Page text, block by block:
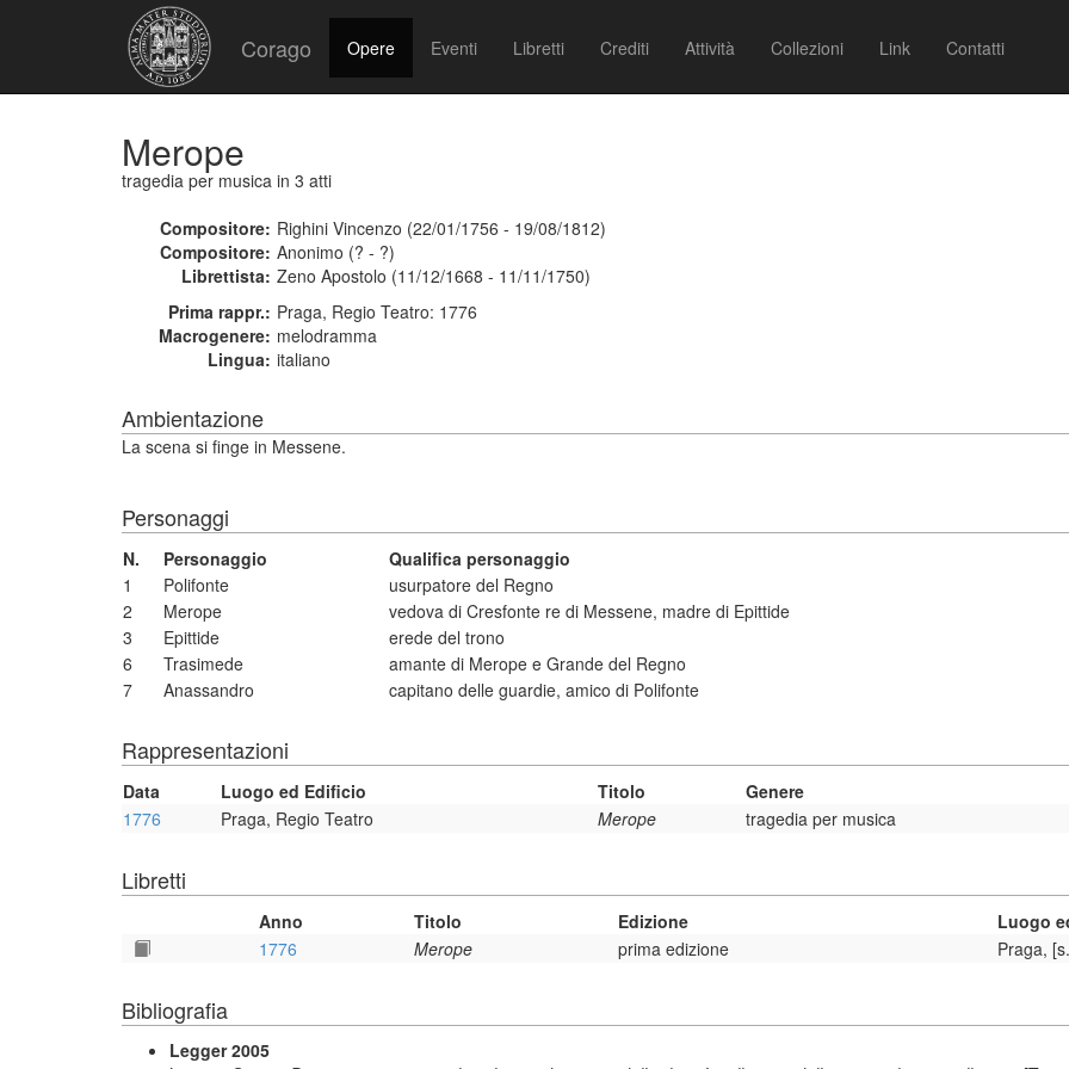
Corago Opere Eventi Libretti Crediti Attività Collezioni Link Contatti
Merope
tragedia per musica in 3 atti
Compositore: Righini Vincenzo (22/01/1756 - 19/08/1812)
Compositore: Anonimo (? - ?)
Librettista: Zeno Apostolo (11/12/1668 - 11/11/1750)
Prima rappr.: Praga, Regio Teatro: 1776
Macrogenere: melodramma
Lingua: italiano
Ambientazione
La scena si finge in Messene.
Personaggi
N. Personaggio Qualifica personaggio
1
Polifonte usurpatore del Regno
2
Merope vedova di Cresfonte re di Messene, madre di Epittide
3
Epittide erede del trono
6
Trasimede amante di Merope e Grande del Regno
7
Anassandro capitano delle guardie, amico di Polifonte
Rappresentazioni
Data Luogo ed Edificio Titolo Genere
1776
Praga, Regio Teatro Merope tragedia per musica
Libretti
Anno Titolo Edizione
Luogo
1776
Merope prima edizione Praga,
Bibliografia
Legger 2005